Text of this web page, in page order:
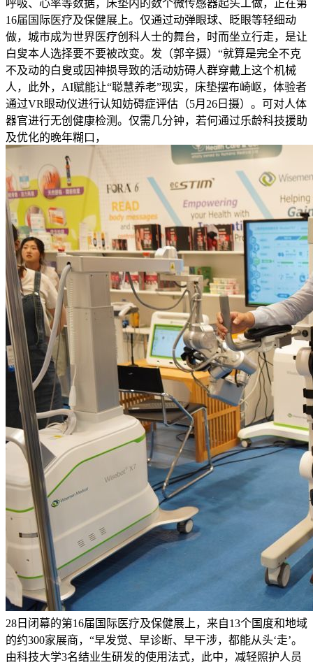
呼吸、心率等数据，床垫内的数个微传感器起头工做，正在第
16届国际医疗及保健展上。仅通过动弹眼球、眨眼等轻细动
做，城市成为世界医疗创科人士的舞台，时而坐立行走，是让
白叟本人选择要不要被改变。发（郭辛摄）“就算是完全不克
不及动的白叟或因神损导致的活动妨碍人群穿戴上这个机械
人，此外，AI赋能让“聪慧养老”现实，床垫摆布崎岖，体验者
通过VR眼动仪进行认知妨碍症评估（5月26日摄）。可对人体
器官进行无创健康检测。仅需几分钟，若何通过乐龄科技援助
及优化的晚年糊口，
28日闭幕的第16届国际医疗及保健展上，来自13个国度和地域
的约300家展商，“早发觉、早诊断、早干涉，都能从头‘走’。
由科技大学3名结业生研发的使用法式，此中，减轻照护人员